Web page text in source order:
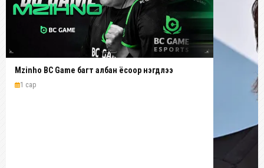
Mzinho BC Game багт албан ёсоор нэгдлээ
1 сар